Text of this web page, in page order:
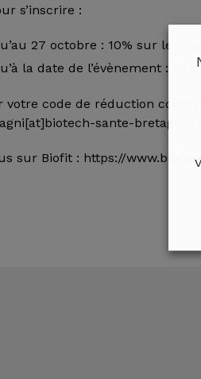
s’inscrire :
27 octobre : 10% sur le
la date de l’évènement :
votre code de réduction
sante-bretagne.fr
sur Biofit : https://www.biofit-